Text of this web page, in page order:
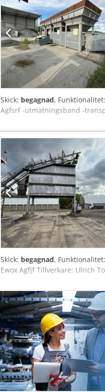
Skick: begagnad, Funktionalitet:
Agfsrf -utmatningsband -
Skick: begagnad, Funktionalitet:
Ewox Agfjf Tillverkare: Ulrich